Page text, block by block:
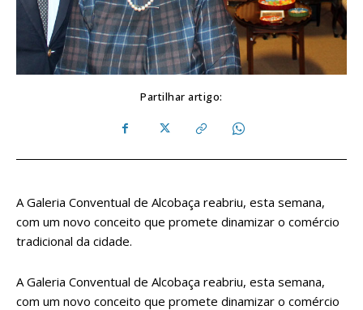
Partilhar artigo:
A Galeria Conventual de Alcobaça reabriu, esta semana,
com um novo conceito que promete dinamizar o comércio
tradicional da cidade.
A Galeria Conventual de Alcobaça reabriu, esta semana,
com um novo conceito que promete dinamizar o comércio